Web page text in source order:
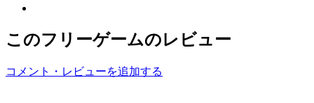
このフリーゲームのレビュー
コメント・レビューを追加する